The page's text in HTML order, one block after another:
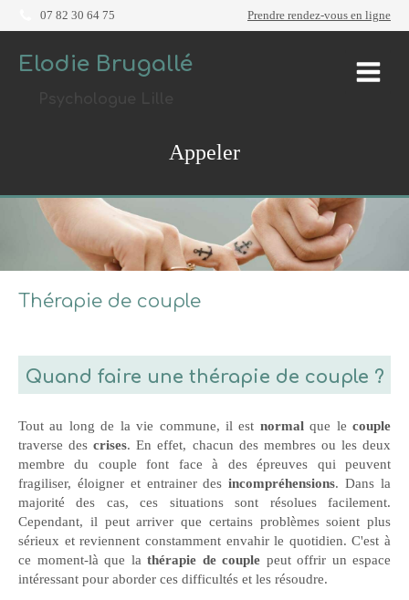
07 82 30 64 75 Prendre rendez-vous en ligne
Elodie Brugallé
Appeler
Thérapie de couple
Quand faire une thérapie de couple ?
Tout au long de la vie commune, il est normalque le couple
traverse descrises. En effet, chacun des membres ou les deux
membre du couple font face à des épreuves qui peuvent
fragiliser, éloigner et entrainer desincompréhensions. Dans la
majorité des cas, ces situations sont résolues facilement.
Cependant, il peut arriver que certains problèmes soient plus
sérieux et reviennent constamment envahir le quotidien. C'est à
ce moment-là que la thérapie de couple peut offrir un espace
intéressant pour aborder ces difficultés et les résoudre.